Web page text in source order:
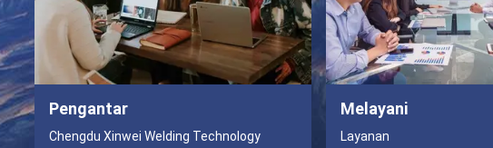
Pengantar
Chengdu Xinwei Welding Technology
Melayani
Layanan